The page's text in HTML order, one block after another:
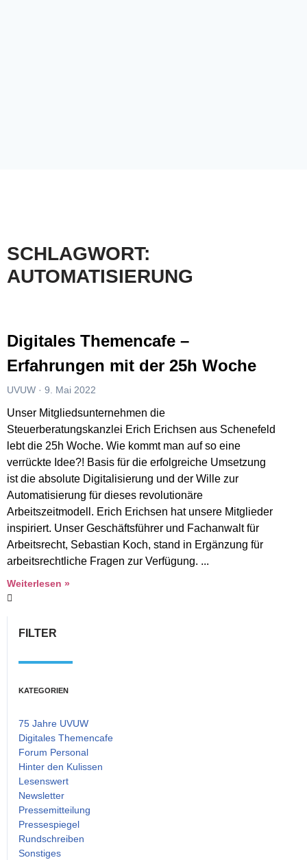
SCHLAGWORT:
AUTOMATISIERUNG
Digitales Themencafe –
Erfahrungen mit der 25h Woche
UVUW 9. Mai 2022
Unser Mitgliedsunternehmen die
Steuerberatungskanzlei Erich Erichsen aus Schenefeld
lebt die 25h Woche. Wie kommt man auf so eine
verrückte Idee?! Basis für die erfolgreiche Umsetzung
ist die absolute Digitalisierung und der Wille zur
Automatisierung für dieses revolutionäre
Arbeitszeitmodell. Erich Erichsen hat unsere Mitglieder
inspiriert. Unser Geschäftsführer und Fachanwalt für
Arbeitsrecht, Sebastian Koch, stand in Ergänzung für
arbeitsrechtliche Fragen zur Verfügung.
Weiterlesen »
FILTER
KATEGORIEN
75 Jahre UVUW
Digitales Themencafe
Forum Personal
Hinter den Kulissen
Lesenswert
Newsletter
Pressemitteilung
Pressespiegel
Rundschreiben
Sonstiges